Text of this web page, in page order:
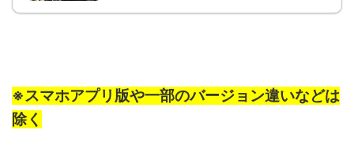
※スマホアプリ版や一部のバージョン違いなどは
除く